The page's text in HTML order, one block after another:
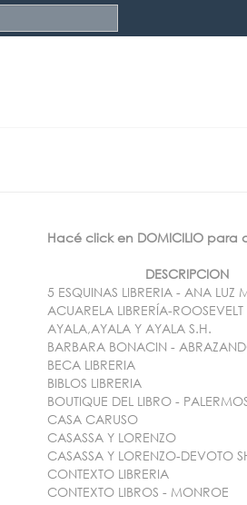
Hacé click en DOMICILIO
DESCRIPCION
5 ESQUINAS LIBRERIA - ANA LUZ
ACUARELA LIBRERÍA-ROOSEVELT
AYALA,AYALA Y AYALA S.H.
BARBARA BONACIN -
BECA LIBRERIA
BIBLOS LIBRERIA
BOUTIQUE DEL LIBRO -
CASA CARUSO
CASASSA Y LORENZO
CASASSA Y LORENZO-DEVOTO
CONTEXTO LIBRERIA
CONTEXTO LIBROS - MONROE